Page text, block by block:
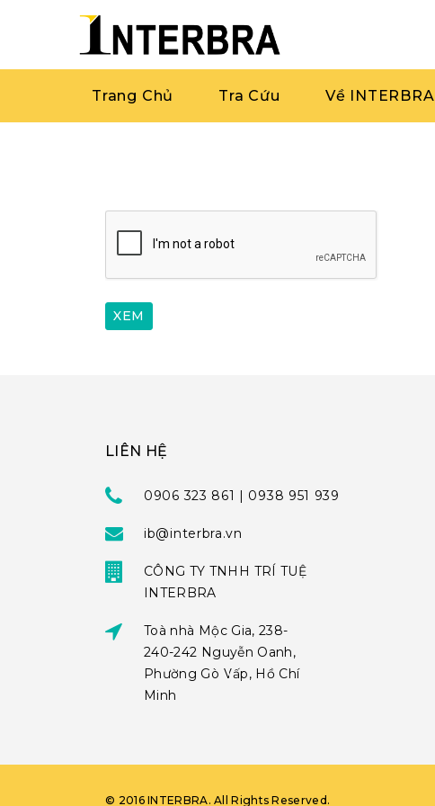
Trang Chủ Tra Cứu Về INTERBRA
LIÊN HỆ
0906 323 861 | 0938 951 939
ib@interbra.vn
CÔNG TY TNHH TRÍ TUỆ
INTERBRA
Toà nhà Mộc Gia, 238-
240-242 Nguyễn Oanh,
Phường Gò Vấp, Hồ Chí
Minh
© 2016 INTERBRA. All Rights Reserved.